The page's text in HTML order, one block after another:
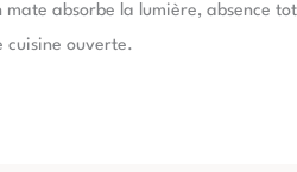
absorbe la lumière, absence
cuisine ouverte.